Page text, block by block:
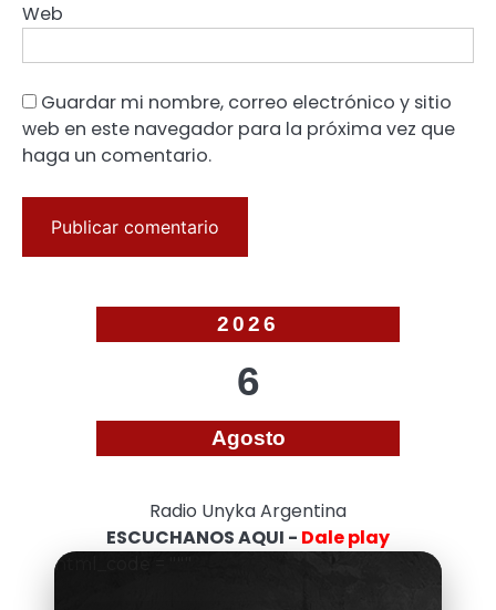
Web
Guardar mi nombre, correo electrónico y sitio
web en este navegador para la próxima vez que
haga un comentario.
2026
6
Agosto
Radio Unyka Argentina
ESCUCHANOS AQUI - Dale play